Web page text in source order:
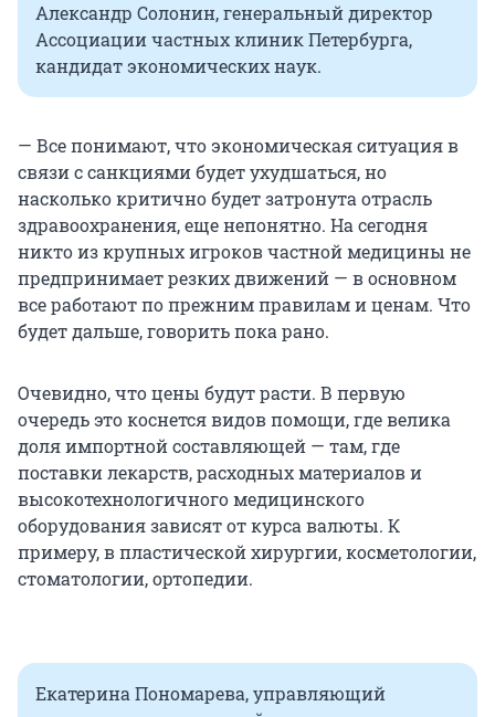
Александр Солонин, генеральный директор
Ассоциации частных клиник Петербурга,
кандидат экономических наук.
— Все понимают, что экономическая ситуация в
связи с санкциями будет ухудшаться, но
насколько критично будет затронута отрасль
здравоохранения, еще непонятно. На сегодня
никто из крупных игроков частной медицины не
предпринимает резких движений — в основном
все работают по прежним правилам и ценам. Что
будет дальше, говорить пока рано.
Очевидно, что цены будут расти. В первую
очередь это коснется видов помощи, где велика
доля импортной составляющей — там, где
поставки лекарств, расходных материалов и
высокотехнологичного медицинского
оборудования зависят от курса валюты. К
примеру, в пластической хирургии, косметологии,
стоматологии, ортопедии.
Екатерина Пономарева, управляющий